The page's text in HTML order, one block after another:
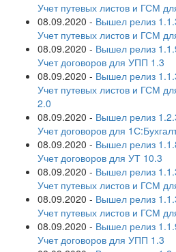
Учет путевых листов и ГСМ
08.09.2020 - Вышел релиз
Учет путевых листов и ГСМ
08.09.2020 - Вышел релиз
Учет договоров для УПП 1.3
08.09.2020 - Вышел релиз
Учет путевых листов и ГСМ
2.0
08.09.2020 - Вышел релиз
Учет договоров для
08.09.2020 - Вышел релиз
Учет договоров для УТ 10.3
08.09.2020 - Вышел релиз
Учет путевых листов и ГСМ
08.09.2020 - Вышел релиз
Учет путевых листов и ГСМ
08.09.2020 - Вышел релиз
Учет договоров для УПП 1.3